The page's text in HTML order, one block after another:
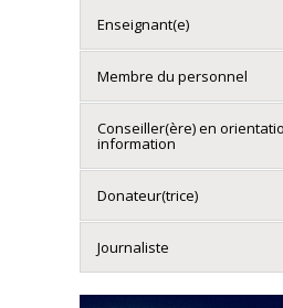
Enseignant(e)
Membre du personnel
Conseiller(ère) en
information
Donateur(trice)
Journaliste